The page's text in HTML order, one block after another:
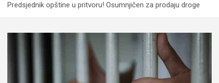
Predsjednik opštine u pritvoru! Osumnjičen za prodaju droge